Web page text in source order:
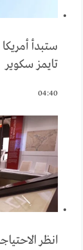
تايمز سكوير
04:40
انظر